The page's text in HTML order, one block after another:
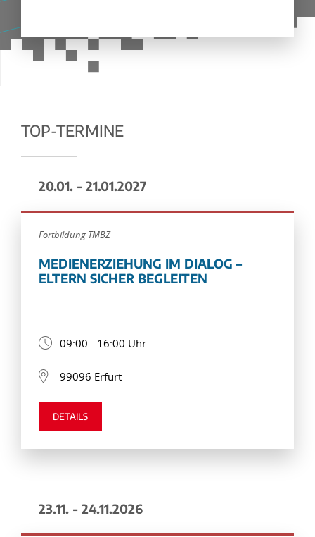
TOP-TERMINE
20.01. - 21.01.2027
Fortbildung TMBZ
MEDIENERZIEHUNG IM DIALOG –
ELTERN SICHER BEGLEITEN
09:00 - 16:00 Uhr
99096 Erfurt
DETAILS
23.11. - 24.11.2026